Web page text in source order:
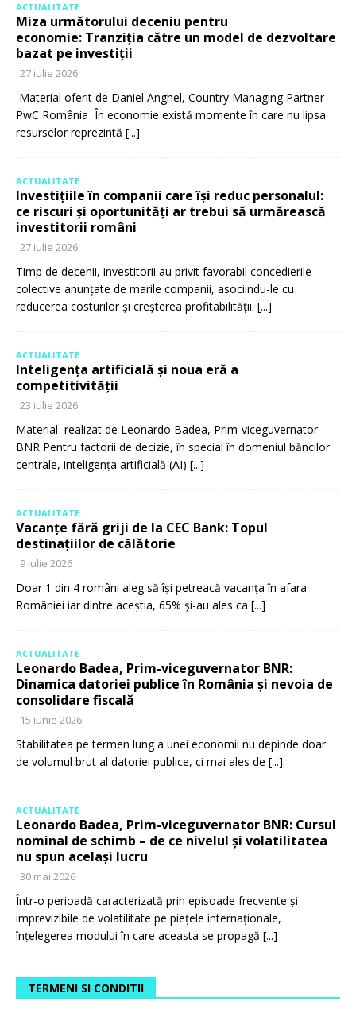
ACTUALITATE
Miza următorului deceniu pentru
economie: Tranziția către un model de dezvoltare
bazat pe investiții
27 iulie 2026
Material oferit de Daniel Anghel, Country Managing Partner
PwC România În economie există momente în care nu lipsa
resurselor reprezintă [...]
ACTUALITATE
Investițiile în companii care își reduc personalul:
ce riscuri și oportunități ar trebui să urmărească
investitorii români
27 iulie 2026
Timp de decenii, investitorii au privit favorabil concedierile
colective anunțate de marile companii, asociindu-le cu
reducerea costurilor și creșterea profitabilității. [...]
ACTUALITATE
Inteligența artificială și noua eră a
competitivității
23 iulie 2026
Material realizat de Leonardo Badea, Prim-viceguvernator
BNR Pentru factorii de decizie, în special în domeniul băncilor
centrale, inteligența artificială (AI) [...]
ACTUALITATE
Vacanțe fără griji de la CEC Bank: Topul
destinațiilor de călătorie
9 iulie 2026
Doar 1 din 4 români aleg să își petreacă vacanța în afara
României iar dintre aceștia, 65% și-au ales ca [...]
ACTUALITATE
Leonardo Badea, Prim-viceguvernator BNR:
Dinamica datoriei publice în România și nevoia de
consolidare fiscală
15 iunie 2026
Stabilitatea pe termen lung a unei economii nu depinde doar
de volumul brut al datoriei publice, ci mai ales de [...]
ACTUALITATE
Leonardo Badea, Prim-viceguvernator BNR: Cursul
nominal de schimb – de ce nivelul și volatilitatea
nu spun același lucru
30 mai 2026
Într-o perioadă caracterizată prin episoade frecvente și
imprevizibile de volatilitate pe piețele internaționale,
înțelegerea modului în care aceasta se propagă [...]
TERMENI SI CONDITII